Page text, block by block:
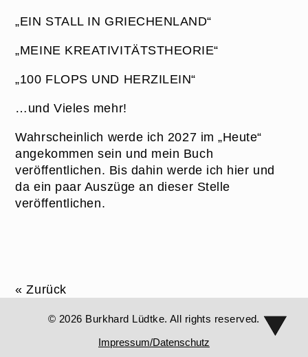
„EIN STALL IN GRIECHENLAND“
„MEINE KREATIVITÄTSTHEORIE“
„100 FLOPS UND HERZILEIN“
…und Vieles mehr!
Wahrscheinlich werde ich 2027 im „Heute“
angekommen sein und mein Buch
veröffentlichen. Bis dahin werde ich hier und
da ein paar Auszüge an dieser Stelle
veröffentlichen.
« Zurück
© 2026 Burkhard Lüdtke. All rights reserved.
Impressum/Datenschutz